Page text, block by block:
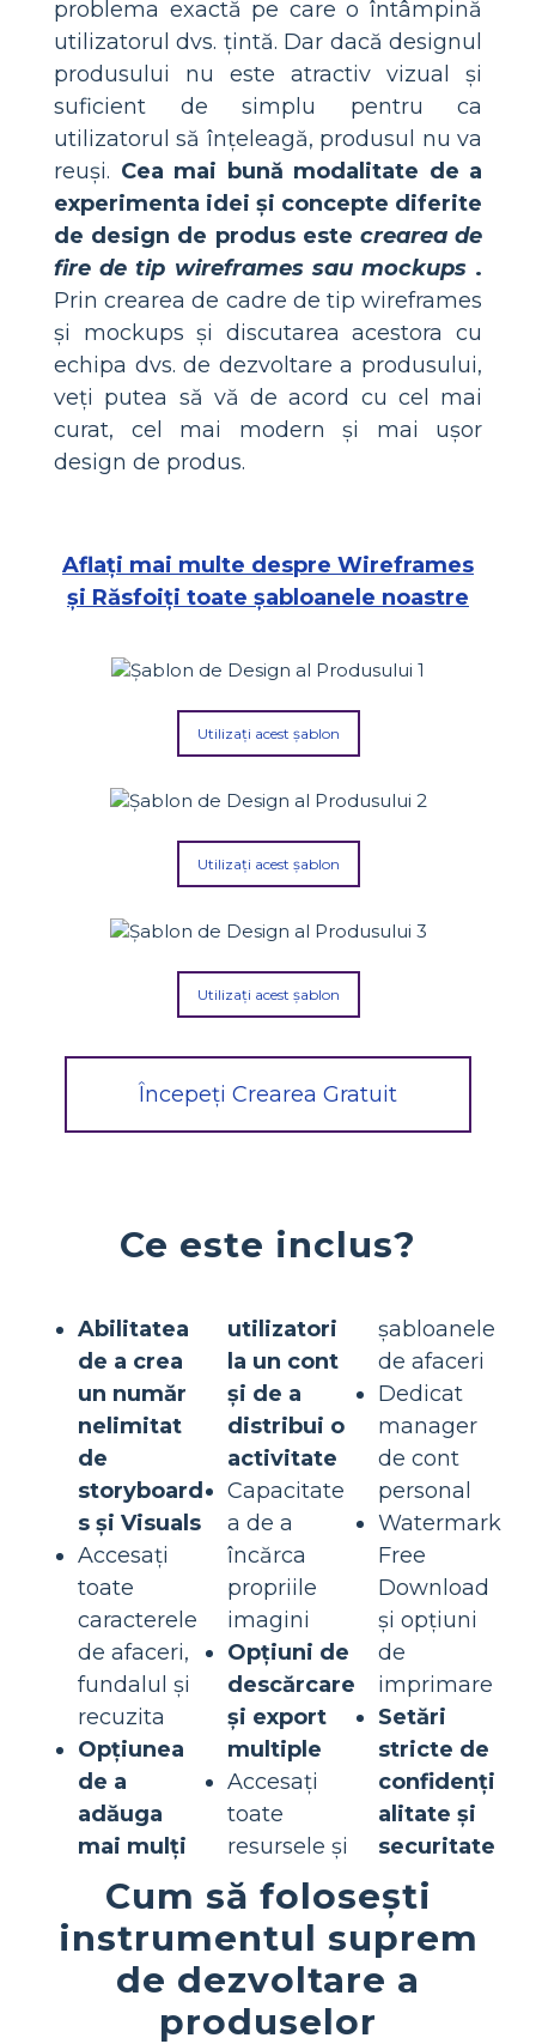
problema exactă pe care o întâmpină
utilizatorul dvs. țintă. Dar dacă designul
produsului nu este atractiv vizual și
suficient de simplu pentru ca
utilizatorul să înțeleagă, produsul nu va
reuși. Cea mai bună modalitate de a
experimenta idei și concepte diferite
de design de produs este crearea de
fire de tip wireframes sau mockups.
Prin crearea de cadre de tip wireframes
și mockups și discutarea acestora cu
echipa dvs. de dezvoltare a produsului,
veți putea să vă de acord cu cel mai
curat, cel mai modern și mai ușor
design de produs.
Aflați mai multe despre Wireframes
și Răsfoiți toate șabloanele noastre
Utilizați acest șablon
Utilizați acest șablon
Utilizați acest șablon
Începeți Crearea Gratuit
Ce este inclus?
Abilitatea
de a crea
un număr
nelimitat
de
storyboard
s și Visuals
Accesați
toate
caracterele
de afaceri,
fundalul și
recuzita
Opțiunea
de a
adăuga
mai mulți
utilizatori
la un cont
și de a
distribui o
activitate
Capacitate
a de a
încărca
propriile
imagini
Opțiuni de
descărcare
și export
multiple
Accesați
toate
resursele și
șabloanele
de afaceri
Dedicat
manager
de cont
personal
Watermark
Free
Download
și opțiuni
de
imprimare
Setări
stricte de
confidenți
alitate și
securitate
Cum să folosești
instrumentul suprem
de dezvoltare a
produselor